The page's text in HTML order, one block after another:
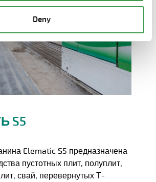
Deny
S5
Elematic S5 предназначена
пустотных плит, полуплит,
свай, перевернутых Т-